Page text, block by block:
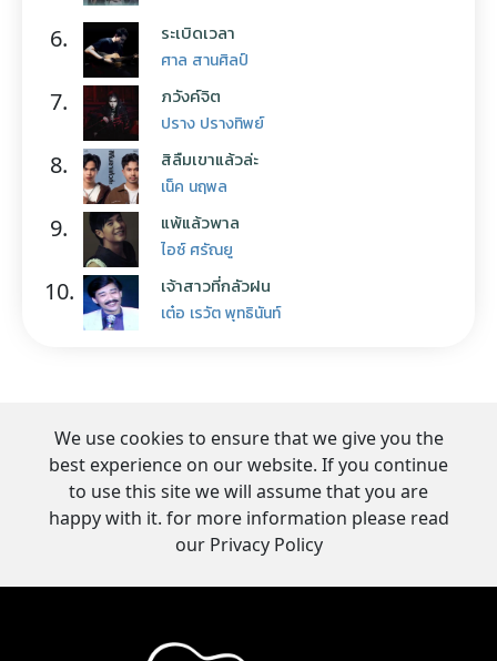
6. ระเบิดเวลา
ศาล สานศิลป์
7. ภวังค์จิต
ปราง ปรางทิพย์
8. สิลืมเขาแล้วล่ะ
เน็ค นฤพล
9. แพ้แล้วพาล
ไอซ์ ศรัณยู
10. เจ้าสาวที่กลัวฝน
เต๋อ เรวัต พุทธินันท์
We use cookies to ensure that we give you the
best experience on our website. If you continue
to use this site we will assume that you are
happy with it. for more information please read
our Privacy Policy